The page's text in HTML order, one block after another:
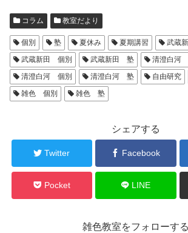
コラム 教室だより
個別 塾 夏休み 夏期講習
武蔵
武蔵新田 個別
武蔵新田 塾
清澄白河
清澄白河 個別
清澄白河 塾 自由研究
雑色 個別
雑色 塾
シェアする
Twitter Facebook
Pocket LINE
雑色教室をフォローする